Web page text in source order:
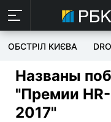
ОБСТРІЛ КИЄВА
Названы
"Премии
2017"